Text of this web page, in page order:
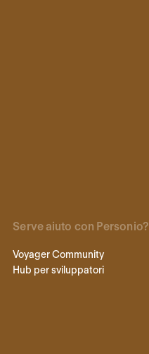
Serve aiuto con Personio?
Voyager Community
Hub per sviluppatori